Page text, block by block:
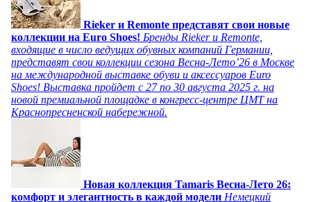
Rieker и Remonte представят свои новые
коллекции на Euro Shoes! Бренды Rieker и Remonte,
входящие в число ведущих обувных компаний Германии,
представят свои коллекции сезона Весна-Лето’26 в Москве
на международной выставке обуви и аксессуаров Euro
Shoes! Выставка пройдет c 27 по 30 августа 2025 г. на
новой премиальной площадке в конгресс-центре ЦМТ на
Краснопресненской набережной.
Новая коллекция Tamaris Весна-Лето 26:
комфорт и элегантность в каждой модели Немецкий